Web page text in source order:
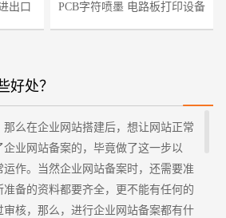
出口
司
PCB字符喷墨 电路板打印设备
好处？
那么在企业网站搭建后，想让网站正常
业网站备案的，毕竟做了这一步以
作。当然企业网站备案时，还需要准
备的资料都要齐全，更不能有任何的
核，那么，进行企业网站备案都有什
算 1万-3万 3万-5万 5万-8万